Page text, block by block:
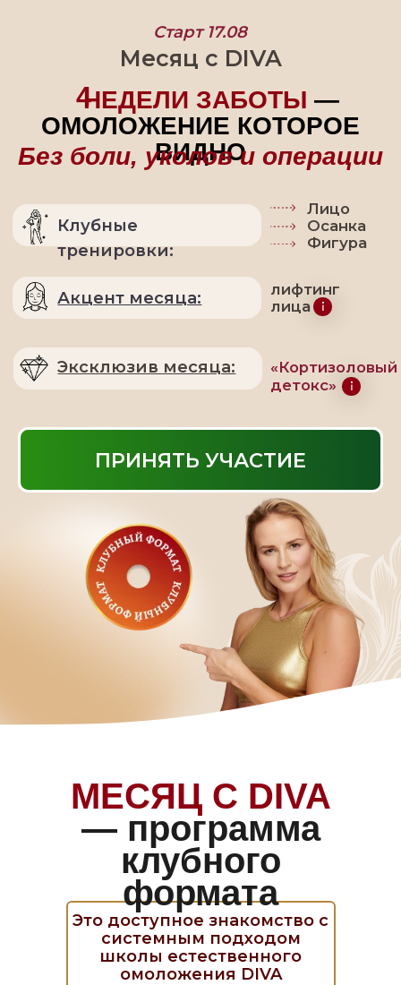
НЕДЕЛИ ЗАБОТЫ —
ОМОЛОЖЕНИЕ КОТОРОЕ
ВИДНО
Месяц с DIVA
детокс»
Без боли, уколов и операции
Старт 17.08
Лицо
Осанка
лифтинг
Акцент месяца:
Клубные
Эксклюзив месяца:
МЕСЯЦ С DIVA
— программа
клубного
формата
Это доступное знакомство с
системным подходом
школы естественного
омоложения DIVA